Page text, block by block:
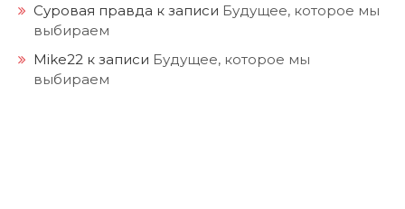
Суровая правда к записи Будущее, которое мы
выбираем
Mike22 к записи Будущее, которое мы
выбираем